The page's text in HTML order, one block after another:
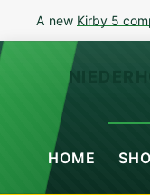
A new Kirby 5
HOME